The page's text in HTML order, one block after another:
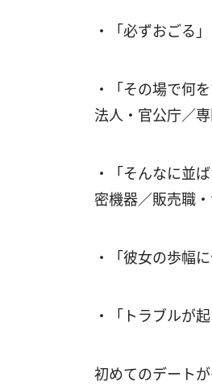
・「必ずおごる
・「その場で何
法人・官公庁／専
・「そんなに並
密機器／販売職・
・「彼女の歩幅
・「トラブルが
初めてのデート